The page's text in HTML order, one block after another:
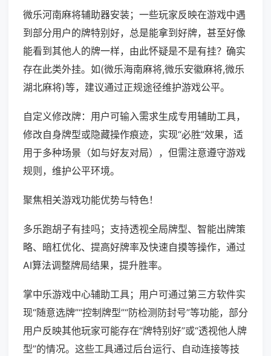
微乐河南麻将辅助器安装；一些玩家反映在游戏中遇
到部分用户的牌特别好，总是能拿到好牌，甚至好像
能看到其他人的牌一样，由此怀疑是不是有挂？确实
存在此类外挂。如(微乐海南麻将,微乐安徽麻将,微乐
湖北麻将)等，建议通过正规途径维护游戏公平。
自定义修改牌：用户可输入需求生成专用辅助工具，
修改自身牌型或隐藏操作痕迹，实现“必胜”效果，适
用于多种场景（如与好友对局），但需注意遵守游戏
规则，维护公平环境。
聚焦相关游戏功能优势与特色！
多乐跑胡子有挂吗；支持透视全局牌型、智能出牌策
略、暗杠优化、提高好牌率及快速自摸等操作，通过
AI算法调整牌局结果，提升胜率。
掌中乐游戏中心辅助工具；用户可通过第三方软件实
现“随意选牌”“控制牌型”“防检测防封号”等功能，部分
用户反映其他玩家可能存在“牌特别好”或“透视他人牌
型”的情况。这些工具通过后台运行、自动连接等技